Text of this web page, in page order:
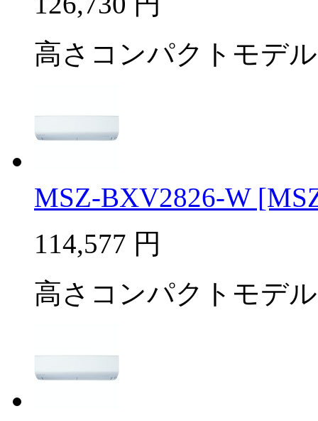
高さコンパクトモデル
MSZ-BXV2826-W
114,577 円
高さコンパクトモデル